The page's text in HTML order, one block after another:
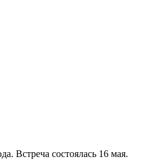
Встреча состоялась 16 мая.